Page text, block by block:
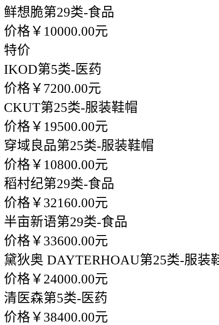
鲜想脆第29类-食品
价格￥10000.00元
特价
IKOD第5类-医药
价格￥7200.00元
CKUT第25类-服装鞋帽
价格￥19500.00元
穿域良品第25类-服装鞋帽
价格￥10800.00元
稻村纪第29类-食品
价格￥32160.00元
半亩新语第29类-食品
价格￥33600.00元
黛狄奥 DAYTERHOAU第25类-服装
价格￥24000.00元
清医森第5类-医药
价格￥38400.00元